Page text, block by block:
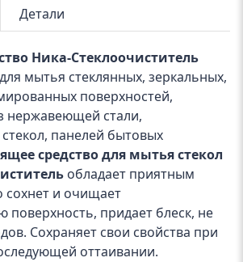
Детали
Ника-Стеклоочиститель
мытья стеклянных, зеркальных,
поверхностей,
нержавеющей стали,
панелей бытовых
средство для мытья стекол
обладает приятным
сохнет и очищает
поверхность, придает блеск, не
Сохраняет свои свойства при
оттаивании.